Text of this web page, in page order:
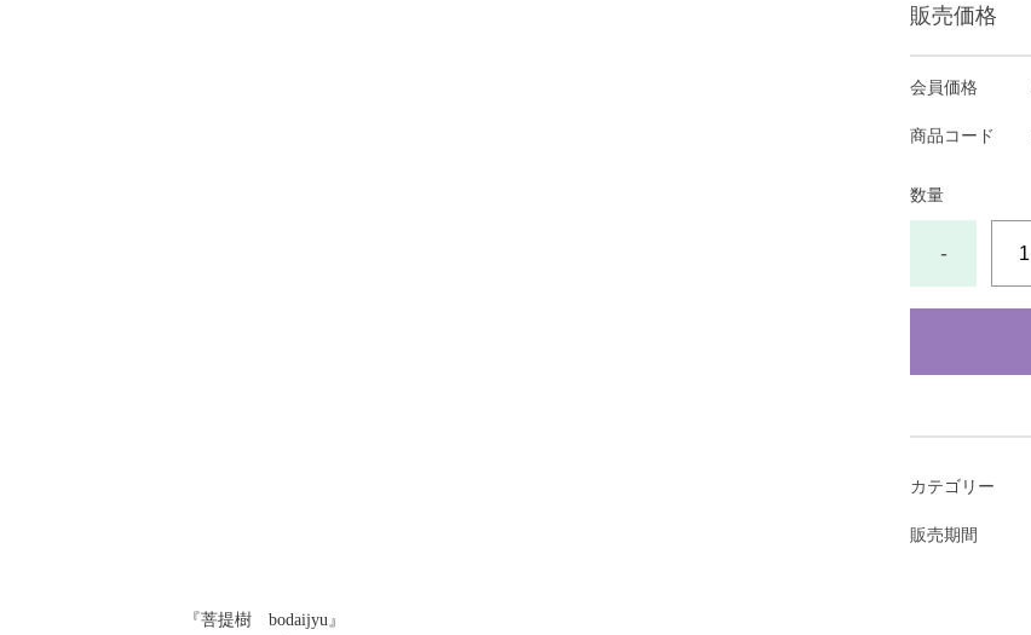
販売価格
会員価格
商品コード
数量
-
カテゴリー
販売期間
『菩提樹 bodaijyu』